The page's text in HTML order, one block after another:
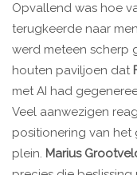
Opvallend was hoe
terugkeerde naar
werd meteen scherp
houten paviljoen dat
met AI had
Veel aanwezigen
positionering van
plein. Marius